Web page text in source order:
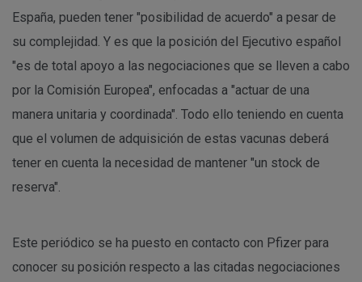
España, pueden tener "posibilidad de acuerdo" a pesar de
su complejidad. Y es que la posición del Ejecutivo español
"es de total apoyo a las negociaciones que se lleven a cabo
por la Comisión Europea", enfocadas a "actuar de una
manera unitaria y coordinada". Todo ello teniendo en cuenta
que el volumen de adquisición de estas vacunas deberá
tener en cuenta la necesidad de mantener "un stock de
reserva".
Este periódico se ha puesto en contacto con Pfizer para
conocer su posición respecto a las citadas negociaciones